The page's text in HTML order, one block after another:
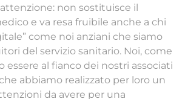
non sostituisce il
e va resa fruibile anche a chi
come noi anziani che siamo
del servizio sanitario. Noi, come
essere al fianco dei nostri associati
abbiamo realizzato per loro un
da avere per una